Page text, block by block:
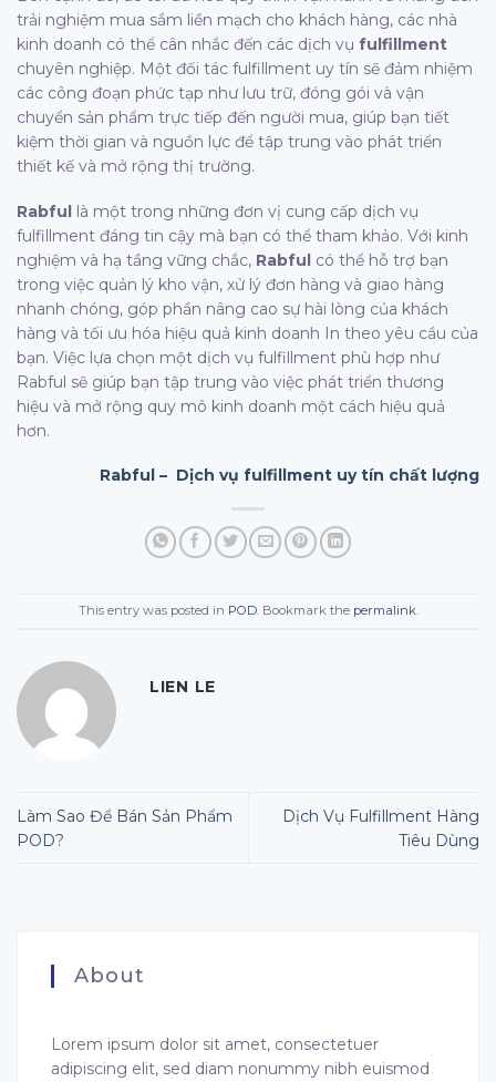
trải nghiệm mua sắm liền mạch cho khách hàng, các nhà
kinh doanh có thể cân nhắc đến các dịch vụ fulfillment
chuyên nghiệp. Một đối tác fulfillment uy tín sẽ đảm nhiệm
các công đoạn phức tạp như lưu trữ, đóng gói và vận
chuyển sản phẩm trực tiếp đến người mua, giúp bạn tiết
kiệm thời gian và nguồn lực để tập trung vào phát triển
thiết kế và mở rộng thị trường.
Rabful là một trong những đơn vị cung cấp dịch vụ
fulfillment đáng tin cậy mà bạn có thể tham khảo. Với kinh
nghiệm và hạ tầng vững chắc, Rabful có thể hỗ trợ bạn
trong việc quản lý kho vận, xử lý đơn hàng và giao hàng
nhanh chóng, góp phần nâng cao sự hài lòng của khách
hàng và tối ưu hóa hiệu quả kinh doanh In theo yêu cầu của
bạn. Việc lựa chọn một dịch vụ fulfillment phù hợp như
Rabful sẽ giúp bạn tập trung vào việc phát triển thương
hiệu và mở rộng quy mô kinh doanh một cách hiệu quả
hơn.
Rabful – Dịch vụ fulfillment uy tín chất lượng
This entry was posted in POD. Bookmark the permalink.
LIEN LE
Làm Sao Để Bán Sản Phẩm
POD?
Dịch Vụ Fulfillment Hàng
Tiêu Dùng
About
Lorem ipsum dolor sit amet, consectetuer
adipiscing elit, sed diam nonummy nibh euismod